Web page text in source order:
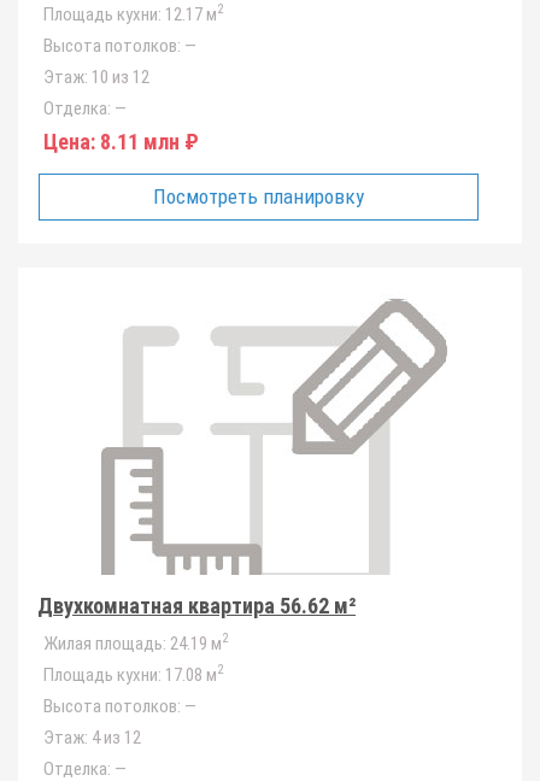
Площадь кухни: 12.17 м2
Высота потолков: —
Этаж: 10 из 12
Отделка: —
Цена: 8.11 млн ₽
Посмотреть планировку
Двухкомнатная квартира 56.62 м²
Жилая площадь: 24.19 м2
Площадь кухни: 17.08 м2
Высота потолков: —
Этаж: 4 из 12
Отделка: —